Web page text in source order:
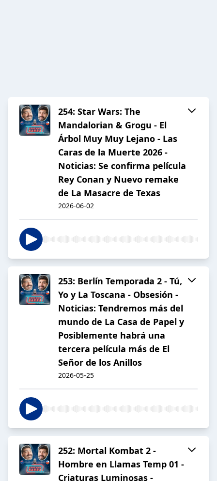
254: Star Wars: The
Mandalorian & Grogu - El
Árbol Muy Muy Lejano - Las
Caras de la Muerte 2026 -
Noticias: Se confirma película
Rey Conan y Nuevo remake
de La Masacre de Texas
2026-06-02
253: Berlín Temporada 2 - Tú,
Yo y La Toscana - Obsesión -
Noticias: Tendremos más del
mundo de La Casa de Papel y
Posiblemente habrá una
tercera película más de El
Señor de los Anillos
2026-05-25
252: Mortal Kombat 2 -
Hombre en Llamas Temp 01 -
Criaturas Luminosas -